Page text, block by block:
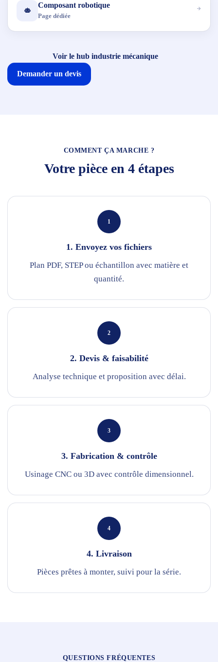
Composant robotique
Page dédiée
Voir le hub industrie mécanique
Demander un devis
COMMENT ÇA MARCHE ?
Votre pièce en 4 étapes
1
1. Envoyez vos fichiers
Plan PDF, STEP ou échantillon avec matière et
quantité.
2
2. Devis & faisabilité
Analyse technique et proposition avec délai.
3
3. Fabrication & contrôle
Usinage CNC ou 3D avec contrôle dimensionnel.
4
4. Livraison
Pièces prêtes à monter, suivi pour la série.
QUESTIONS FRÉQUENTES